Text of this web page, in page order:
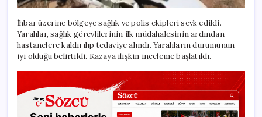
İhbar üzerine bölgeye sağlık ve polis ekipleri sevk edildi.
Yaralılar, sağlık görevlilerinin ilk müdahalesinin ardından
hastanelere kaldırılıp tedaviye alındı. Yaralıların durumunun
iyi olduğu belirtildi. Kazaya ilişkin inceleme başlatıldı.